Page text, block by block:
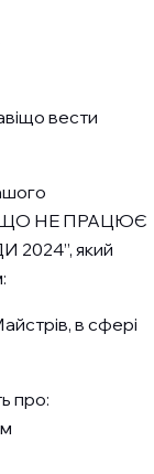
вести
НЕ ПРАЦЮЄ
який
в сфері
про: